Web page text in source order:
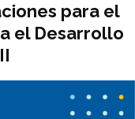
para el
el Desarrollo